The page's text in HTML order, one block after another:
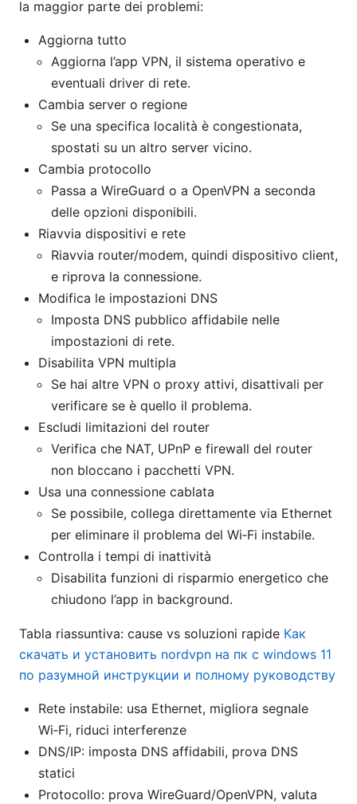
la maggior parte dei problemi:
Aggiorna tutto
Aggiorna l’app VPN, il sistema operativo e
eventuali driver di rete.
Cambia server o regione
Se una specifica località è congestionata,
spostati su un altro server vicino.
Cambia protocollo
Passa a WireGuard o a OpenVPN a seconda
delle opzioni disponibili.
Riavvia dispositivi e rete
Riavvia router/modem, quindi dispositivo client,
e riprova la connessione.
Modifica le impostazioni DNS
Imposta DNS pubblico affidabile nelle
impostazioni di rete.
Disabilita VPN multipla
Se hai altre VPN o proxy attivi, disattivali per
verificare se è quello il problema.
Escludi limitazioni del router
Verifica che NAT, UPnP e firewall del router
non bloccano i pacchetti VPN.
Usa una connessione cablata
Se possibile, collega direttamente via Ethernet
per eliminare il problema del Wi‑Fi instabile.
Controlla i tempi di inattività
Disabilita funzioni di risparmio energetico che
chiudono l’app in background.
Tabla riassuntiva: cause vs soluzioni rapide Как
скачать и установить nordvpn на пк с windows 11
по разумной инструкции и полному руководству
Rete instabile: usa Ethernet, migliora segnale
Wi‑Fi, riduci interferenze
DNS/IP: imposta DNS affidabili, prova DNS
statici
Protocollo: prova WireGuard/OpenVPN, valuta